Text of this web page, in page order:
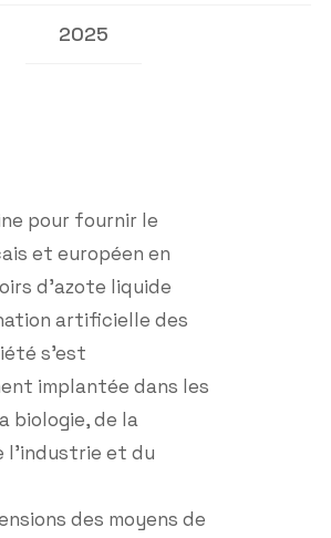
2025
pour fournir le
et européen en
d’azote liquide
artificielle des
s’est
implantée dans les
biologie, de la
l’industrie et du
des moyens de